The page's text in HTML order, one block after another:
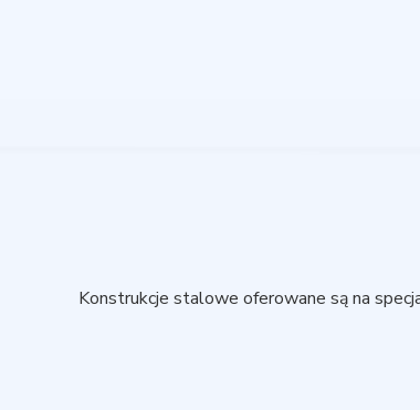
Konstrukcje stalowe oferowane są na